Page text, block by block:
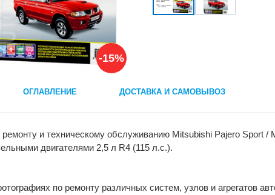
-15%
ОГЛАВЛЕНИЕ ДОСТАВКА И САМОВЫВОЗ
ремонту и техническому обслуживанию Mitsubishi Pajero Sport
двигателями 2,5 л R4 (115 л.с.).
по ремонту различных систем, узлов и агрегатов